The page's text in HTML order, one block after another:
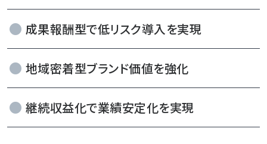
成果報酬型で低リスク導入を実現
地域密着型ブランド価値を強化
継続収益化で業績安定化を実現